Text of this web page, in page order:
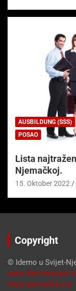
AUSBILDUNG (SSS)
POSAO
Lista
Njemačkoj.
15. Oktober 2022
Copyright
© Idemo u Svijet-
www.njemacka.org